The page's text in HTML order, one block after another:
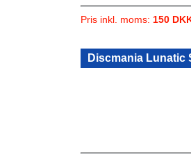
Pris inkl. moms: 150
Discmania Lunatic